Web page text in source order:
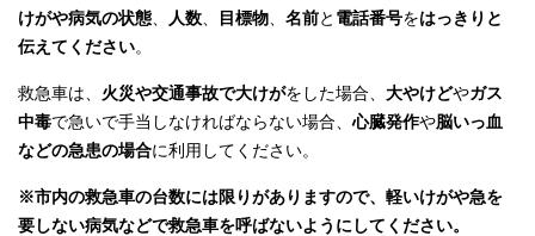
けがや病気の状態
人数 目標物 名前と 電話番号をはっきりと
伝えてください。
救急車は、 火災や交通事故で大けがをした場合、 大やけどやガス
中毒で急いで手当しなければならない場合、 心臓発作や脳いっ血
などの急患の場合に利用してください。
※市内の救急車の台数には限りがありますので、軽いけがや急を
要しない病気などで救急車を呼ばないようにしてください。